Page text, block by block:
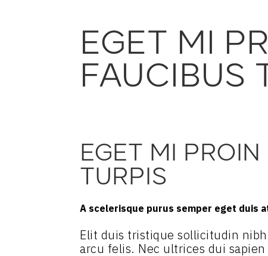
EGET MI
FAUCIBUS
EGET MI
TURPIS
A scelerisque purus semper eget duis
Elit duis tristique sollicitudin
arcu felis. Nec ultrices dui